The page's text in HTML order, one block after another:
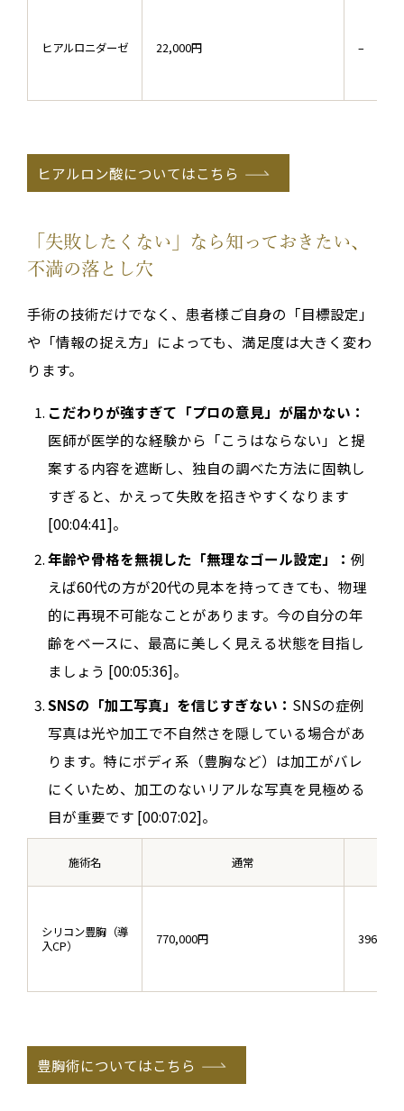
ヒアルロニダーゼ 22,000円 –
ヒアルロン酸についてはこちら
「失敗したくない」なら知っておきたい、
不満の落とし穴
手術の技術だけでなく、患者様ご自身の「目標設定」
や「情報の捉え方」によっても、満足度は大きく変わ
ります。
こだわりが強すぎて「プロの意見」が届かない：
医師が医学的な経験から「こうはならない」と提
案する内容を遮断し、独自の調べた方法に固執し
すぎると、かえって失敗を招きやすくなります
[00:04:41]。
年齢や骨格を無視した「無理なゴール設定」：例
えば60代の方が20代の見本を持ってきても、物理
的に再現不可能なことがあります。今の自分の年
齢をベースに、最高に美しく見える状態を目指し
ましょう [00:05:36]。
SNSの「加工写真」を信じすぎない： SNSの症例
写真は光や加工で不自然さを隠している場合があ
ります。特にボディ系（豊胸など）は加工がバレ
にくいため、加工のないリアルな写真を見極める
目が重要です [00:07:02]。
施術名 通常
シリコン豊胸（導
入CP）
770,000円 396,000
豊胸術についてはこちら